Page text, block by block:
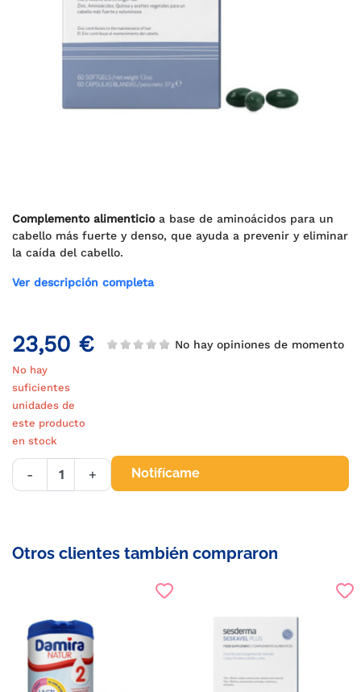
Complemento alimenticioa base de aminoácidos para un
cabello más fuerte y denso, que ayuda a prevenir y eliminar
la caída del cabello.
Ver descripción completa
23,50 € No hay opiniones de momento
No hay
suficientes
unidades de
este producto
en stock
- + Notifícame
Otros clientes también compraron